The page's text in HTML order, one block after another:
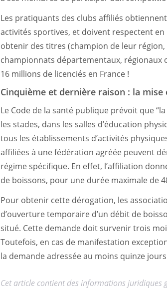
Les pratiquants des clubs affiliés
activités sportives, et doivent respectent
obtenir des titres (champion de leur
championnats départementaux, régionaux
16 millions de licenciés en France !
Cinquième et dernière raison : la
Le Code de la santé publique prévoit que
les stades, dans les salles d’éducation
tous les établissements d’activités
affiliées à une fédération agréée peuvent
régime spécifique. En effet, l’affiliation
de boissons, pour une durée maximale de
Pour obtenir cette dérogation, les
d’ouverture temporaire d’un débit de
situé. Cette demande doit survenir trois
Toutefois, en cas de manifestation
la demande adressée au moins quinze
Cet article contient des informations juridiques